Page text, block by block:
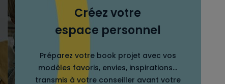
Créez votre
espace personnel
Préparez votre book projet avec vos
modèles favoris, envies, inspirations…
transmis à votre conseiller avant votre